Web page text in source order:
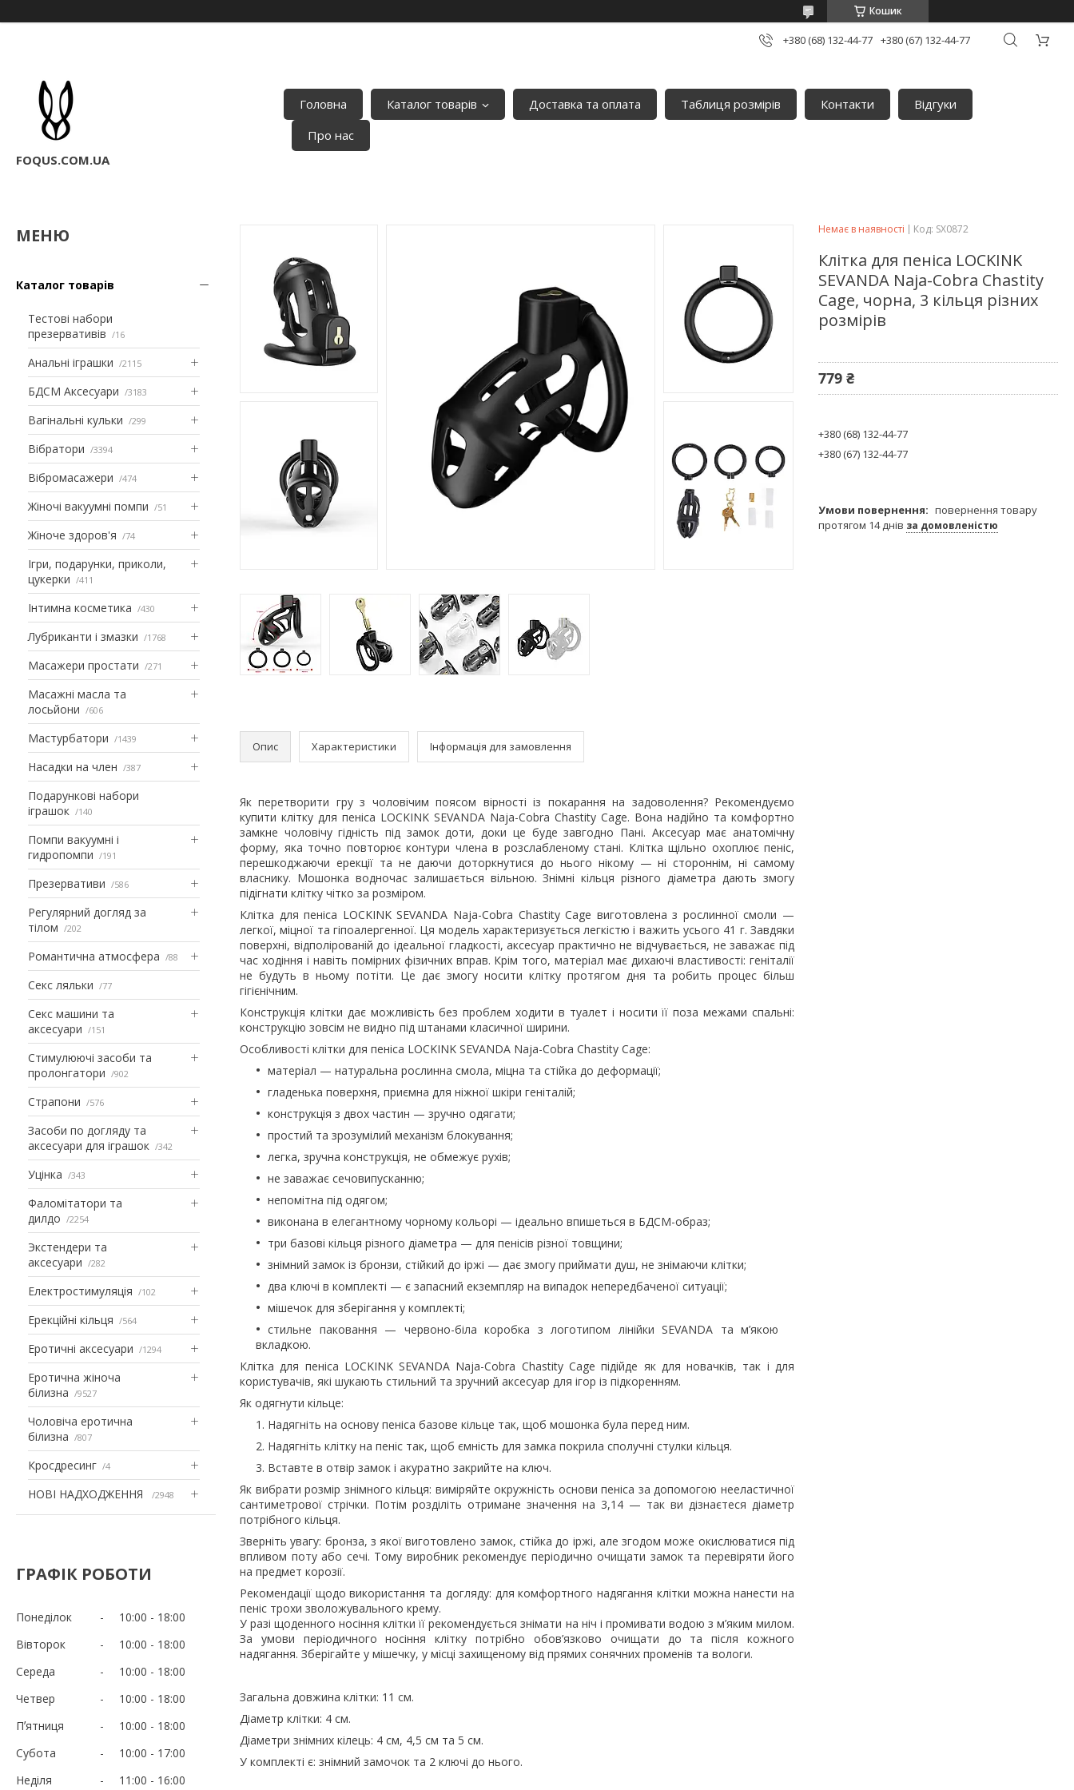
Кошик
+380 (68) 132-44-77 +380 (67) 132-44-77
FOQUS.COM.UA
Головна Каталог товарів Доставка та оплата Таблиця розмірів Контакти
Відгуки
Про нас
Каталог товарів
Тестові набори
презервативів
16
Анальні іграшки 2115
БДСМ Аксесуари 3183
Вагінальні кульки 299
Вібратори 3394
Вібромасажери 474
Жіночі вакуумні помпи 51
Жіноче здоров'я 74
Ігри, подарунки, приколи,
цукерки
411
Інтимна косметика 430
Лубриканти і змазки 1768
Масажери простати 271
Масажні масла та
лосьйони
606
Мастурбатори 1439
Насадки на член 387
Подарункові набори
іграшок
140
Помпи вакуумні і
гидропомпи
191
Презервативи 586
Регулярний догляд за
тілом
202
Романтична атмосфера 88
Секс ляльки 77
Секс машини та
аксесуари
151
Стимулюючі засоби та
пролонгатори
902
Страпони 576
Засоби по догляду та
аксесуари для іграшок
342
Уцінка 343
Фаломітатори та
дилдо
2254
Экстендери та
аксесуари
282
Електростимуляція 102
Ерекційні кільця 564
Еротичні аксесуари 1294
Еротична жіноча
білизна
9527
Чоловіча еротична
білизна
807
Кросдресинг 4
НОВІ НАДХОДЖЕННЯ 2948
ГРАФІК РОБОТИ
Понеділок 10:00
18:00
Вівторок
10:00
18:00
Середа
10:00
18:00
Четвер
10:00
18:00
Пʼятниця
10:00
18:00
Субота
10:00
17:00
Неділя
11:00 16:00
Опис Характеристики Інформація для замовлення
Як перетворити гру з чоловічим поясом вірності із покарання на задоволення? Рекомендуємо
купити клітку для пеніса LOCKINK SEVANDA Naja-Cobra Chastity Cage. Вона надійно та комфортно
замкне чоловічу гідність під замок доти, доки це буде завгодно Пані. Аксесуар має анатомічну
форму, яка точно повторює контури члена в розслабленому стані. Клітка щільно охоплює пеніс,
перешкоджаючи ерекції та не даючи доторкнутися до нього нікому — ні стороннім, ні самому
власнику. Мошонка водночас залишається вільною. Знімні кільця різного діаметра дають змогу
підігнати клітку чітко за розміром.
Клітка для пеніса LOCKINK SEVANDA Naja-Cobra Chastity Cage виготовлена з рослинної смоли —
легкої, міцної та гіпоалергенної. Ця модель характеризується легкістю і важить усього 41 г. Завдяки
поверхні, відполірованій до ідеальної гладкості, аксесуар практично не відчувається, не заважає під
час ходіння і навіть помірних фізичних вправ. Крім того, матеріал має дихаючі властивості: геніталії
не будуть в ньому потіти. Це дає змогу носити клітку протягом дня та робить процес більш
гігієнічним.
Конструкція клітки дає можливість без проблем ходити в туалет і носити її поза межами спальні:
конструкцію зовсім не видно під штанами класичної ширини.
Особливості клітки для пеніса LOCKINK SEVANDA Naja-Cobra Chastity Cage:
матеріал — натуральна рослинна смола, міцна та стійка до деформації;
гладенька поверхня, приємна для ніжної шкіри геніталій;
конструкція з двох частин — зручно одягати;
простий та зрозумілий механізм блокування;
легка, зручна конструкція, не обмежує рухів;
не заважає сечовипусканню;
непомітна під одягом;
виконана в елегантному чорному кольорі — ідеально впишеться в БДСМ-образ;
три базові кільця різного діаметра — для пенісів різної товщини;
знімний замок із бронзи, стійкий до іржі — дає змогу приймати душ, не знімаючи клітки;
два ключі в комплекті — є запасний екземпляр на випадок непередбаченої ситуації;
мішечок для зберігання у комплекті;
стильне паковання — червоно-біла коробка з логотипом лінійки SEVANDA та м’якою
вкладкою.
Клітка для пеніса LOCKINK SEVANDA Naja-Cobra Chastity Cage підійде як для новачків, так і для
користувачів, які шукають стильний та зручний аксесуар для ігор із підкоренням.
Як одягнути кільце:
Надягніть на основу пеніса базове кільце так, щоб мошонка була перед ним.
Надягніть клітку на пеніс так, щоб ємність для замка покрила сполучні стулки кільця.
Вставте в отвір замок і акуратно закрийте на ключ.
Як вибрати розмір знімного кільця: виміряйте окружність основи пеніса за допомогою нееластичної
сантиметрової стрічки. Потім розділіть отримане значення на 3,14 — так ви дізнаєтеся діаметр
потрібного кільця.
Зверніть увагу: бронза, з якої виготовлено замок, стійка до іржі, але згодом може окислюватися під
впливом поту або сечі. Тому виробник рекомендує періодично очищати замок та перевіряти його
на предмет корозії.
Рекомендації щодо використання та догляду: для комфортного надягання клітки можна нанести на
пеніс трохи зволожувального крему.
У разі щоденного носіння клітки її рекомендується знімати на ніч і промивати водою з м’яким милом.
За умови періодичного носіння клітку потрібно обов’язково очищати до та після кожного
надягання. Зберігайте у мішечку, у місці захищеному від прямих сонячних променів та вологи.
Загальна довжина клітки: 11 см.
Діаметр клітки: 4 см.
Діаметри знімних кілець: 4 см, 4,5 см та 5 см.
У комплекті є: знімний замочок та 2 ключі до нього.
Немає в наявності Код: SX0872
Клітка для пеніса LOCKINK
SEVANDA Naja-Cobra Chastity
Cage, чорна, 3 кільця різних
розмірів
779 ₴
+380 (68) 132-44-77
+380 (67) 132-44-77
повернення товару
протягом 14 днів за домовленістю